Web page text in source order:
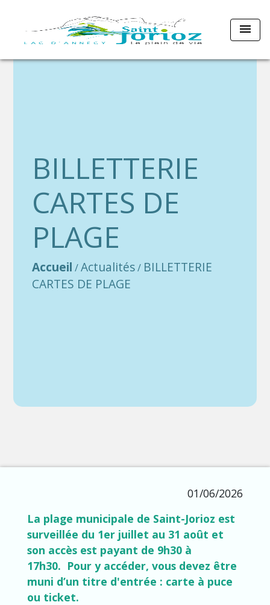
menu
BILLETTERIE
CARTES DE
PLAGE
Accueil /Actualités/ BILLETTERIE
CARTES DE PLAGE
01/06/2026
La plage municipale de Saint-Jorioz est
surveillée du 1er juillet au 31 août et
son accès est payant de 9h30 à
17h30. Pour y accéder, vous devez être
muni d’un titre d'entrée : carte à puce
ou ticket.